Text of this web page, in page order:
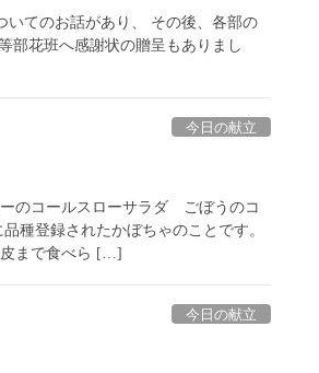
いてのお話があり、 その後、各部の
部花班へ感謝状の贈呈もありまし
今日の献立
コールスローサラダ ごぼうのコ
種登録されたかぼちゃのことです。
皮まで食べら […]
今日の献立